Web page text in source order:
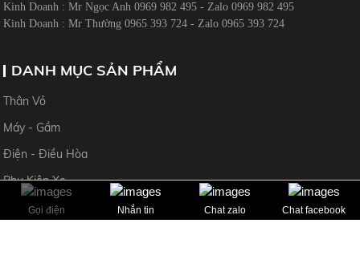
Kinh Doanh : Mr Ngọc Anh 0969 982 495 - Zalo 0969 982 495
Kinh Doanh : Mr Thường 0965 393 724 - Zalo 0965 393 724
DANH MỤC SẢN PHẨM
Thân Vỏ
Máy - Gầm
Điện - Điều Hòa
Phụ Kiện Xe
Gọi điện Nhắn tin Chat zalo Chat facebook